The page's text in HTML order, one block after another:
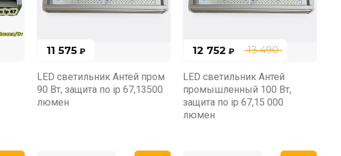
11 575 ₽
LED светильник Антей пром
90 Вт, защита по ip 67,13500
люмен
13 490
12 752 ₽
LED светильник Антей
промышленный 100 Вт,
защита по ip 67,15 000
люмен